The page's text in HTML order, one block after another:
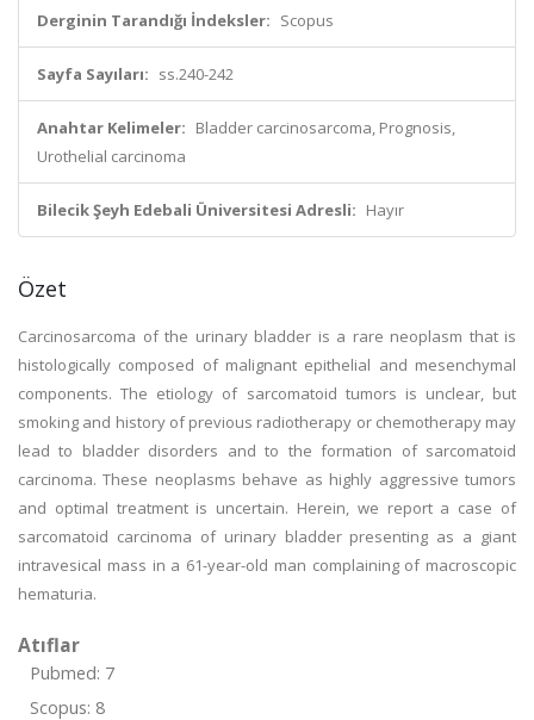
Derginin Tarandığı İndeksler: Scopus
Sayfa Sayıları: ss.240-242
Anahtar Kelimeler: Bladder carcinosarcoma, Prognosis,
Urothelial carcinoma
Bilecik Şeyh Edebali Üniversitesi Adresli: Hayır
Özet
Carcinosarcoma of the urinary bladder is a rare neoplasm that is
histologically composed of malignant epithelial and mesenchymal
components. The etiology of sarcomatoid tumors is unclear, but
smoking and history of previous radiotherapy or chemotherapy may
lead to bladder disorders and to the formation of sarcomatoid
carcinoma. These neoplasms behave as highly aggressive tumors
and optimal treatment is uncertain. Herein, we report a case of
sarcomatoid carcinoma of urinary bladder presenting as a giant
intravesical mass in a 61-year-old man complaining of macroscopic
hematuria.
Atıflar
Pubmed: 7
Scopus: 8